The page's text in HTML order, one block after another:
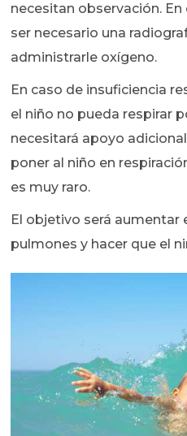
necesitan observación.
ser necesario una
administrarle oxígeno.
En caso de insuficiencia
el niño no pueda respirar
necesitará apoyo
poner al niño en
es muy raro.
El objetivo será aumentar
pulmones y hacer que el